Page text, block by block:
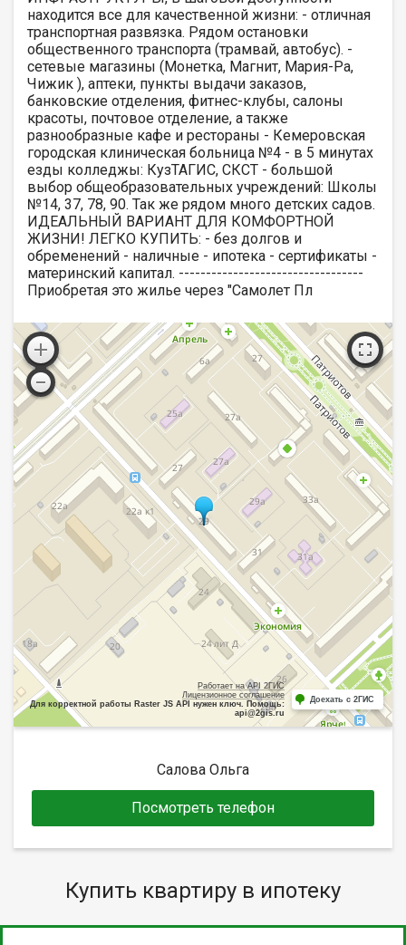
находится все для качественной жизни: - отличная
транспортная развязка. Рядом остановки
общественного транспорта (трамвай, автобус). -
сетевые магазины (Монетка, Магнит, Мария-Ра,
Чижик ), аптеки, пункты выдачи заказов,
банковские отделения, фитнес-клубы, салоны
красоты, почтовое отделение, а также
разнообразные кафе и рестораны - Кемеровская
городская клиническая больница №4 - в 5 минутах
езды колледжы: КузТАГИС, СКСТ - большой
выбор общеобразовательных учреждений: Школы
№14, 37, 78, 90. Так же рядом много детских садов.
ИДЕАЛЬНЫЙ ВАРИАНТ ДЛЯ КОМФОРТНОЙ
ЖИЗНИ! ЛЕГКО КУПИТЬ: - без долгов и
обременений - наличные - ипотека - сертификаты -
материнский капитал. ----------------------------------
Приобретая это жилье через "Самолет Пл
Работает на API 2ГИС
Лицензионное соглашение
Для корректной работы Raster JS API нужен ключ. Помощь:
api@2gis.ru
Доехать с 2ГИС
Салова Ольга
Посмотреть телефон
Купить квартиру в ипотеку